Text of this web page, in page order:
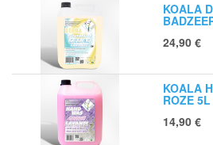
KOALA
24,90 €
KOALA
ROZE 5L
14,90 €